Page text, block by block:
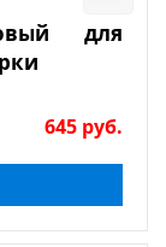
для
645 руб.